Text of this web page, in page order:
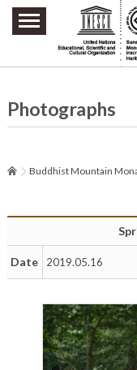
주요메뉴 바로가기
본문 바로가기
하단메뉴 바로가기
Photographs
Buddhist Mountain
Date 2019.05.16